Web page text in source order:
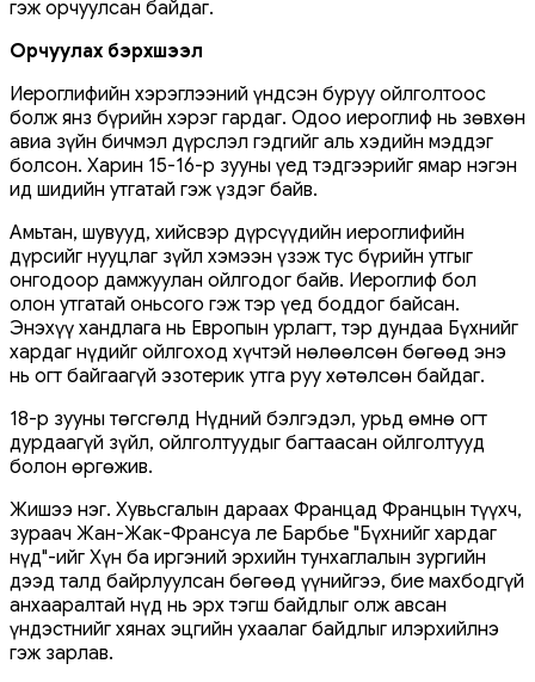
гэж орчуулсан байдаг.
Орчуулах бэрхшээл
Иероглифийн хэрэглээний үндсэн буруу ойлголтоос
болж янз бүрийн хэрэг гардаг. Одоо иероглиф нь зөвхөн
авиа зүйн бичмэл дүрслэл гэдгийг аль хэдийн мэддэг
болсон. Харин 15-16-р зууны үед тэдгээрийг ямар нэгэн
ид шидийн утгатай гэж үздэг байв.
Амьтан, шувууд, хийсвэр дүрсүүдийн иероглифийн
дүрсийг нууцлаг зүйл хэмээн үзэж тус бүрийн утгыг
онгодоор дамжуулан ойлгодог байв. Иероглиф бол
олон утгатай оньсого гэж тэр үед боддог байсан.
Энэхүү хандлага нь Европын урлагт, тэр дундаа Бүхнийг
хардаг нүдийг ойлгоход хүчтэй нөлөөлсөн бөгөөд энэ
нь огт байгаагүй эзотерик утга руу хөтөлсөн байдаг.
18-р зууны төгсгөлд Нүдний бэлгэдэл, урьд өмнө огт
дурдаагүй зүйл, ойлголтуудыг багтаасан ойлголтууд
болон өргөжив.
Жишээ нэг. Хувьсгалын дараах Францад Францын түүхч,
зураач Жан-Жак-Франсуа ле Барбье "Бүхнийг хардаг
нүд"-ийг Хүн ба иргэний эрхийн тунхаглалын зургийн
дээд талд байрлуулсан бөгөөд үүнийгээ, бие махбодгүй
анхааралтай нүд нь эрх тэгш байдлыг олж авсан
үндэстнийг хянах эцгийн ухаалаг байдлыг илэрхийлнэ
гэж зарлав.